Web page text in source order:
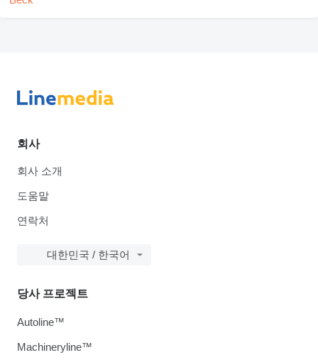
회사
회사 소개
도움말
연락처
대한민국 / 한국어
당사 프로젝트
Autoline™
Machineryline™